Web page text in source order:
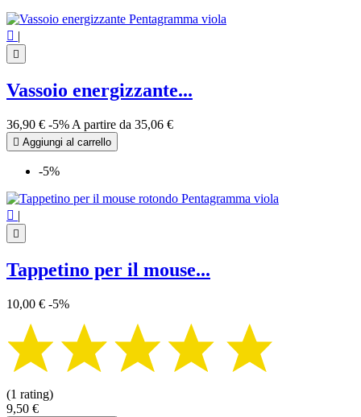
 |

Vassoio energizzante...
36,90 € -5% A partire da 35,06 €
 Aggiungi al carrello
-5%
 |

Tappetino per il mouse...
10,00 € -5%
(1 rating)
9,50 €